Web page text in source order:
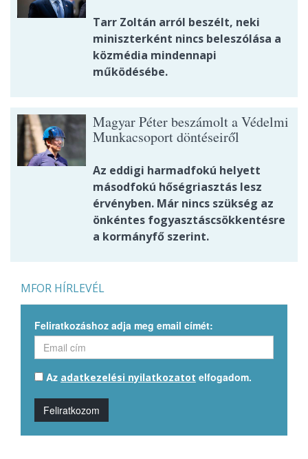
Tarr Zoltán arról beszélt, neki
miniszterként nincs beleszólása a
közmédia mindennapi
működésébe.
Magyar Péter beszámolt a Védelmi
Munkacsoport döntéseiről
Az eddigi harmadfokú helyett
másodfokú hőségriasztás lesz
érvényben. Már nincs szükség az
önkéntes fogyasztáscsökkentésre
a kormányfő szerint.
MFOR HÍRLEVÉL
Feliratkozáshoz adja meg email címét:
Az adatkezelési nyilatkozatot elfogadom.
Feliratkozom